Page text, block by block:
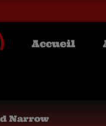
Accueil
Narrow